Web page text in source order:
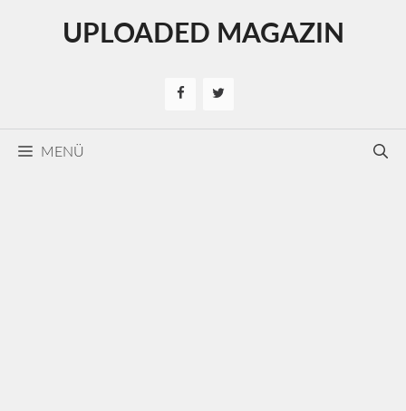
UPLOADED MAGAZIN
MENÜ